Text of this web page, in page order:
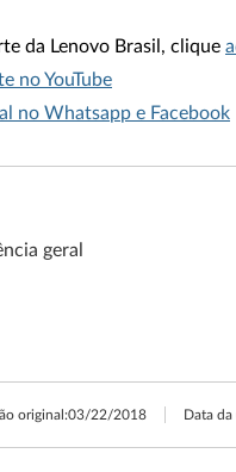
da Lenovo Brasil, clique
no YouTube
no Whatsapp e Facebook
geral
original:03/22/2018 Data